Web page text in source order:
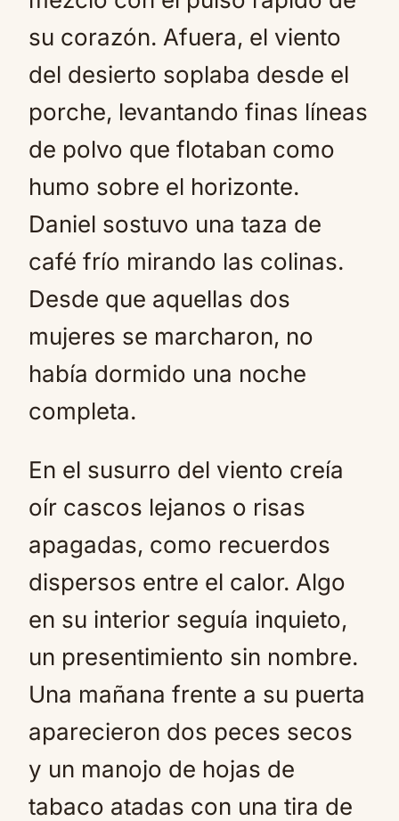
su corazón. Afuera, el viento
del desierto soplaba desde el
porche, levantando finas líneas
de polvo que flotaban como
humo sobre el horizonte.
Daniel sostuvo una taza de
café frío mirando las colinas.
Desde que aquellas dos
mujeres se marcharon, no
había dormido una noche
completa.
En el susurro del viento creía
oír cascos lejanos o risas
apagadas, como recuerdos
dispersos entre el calor. Algo
en su interior seguía inquieto,
un presentimiento sin nombre.
Una mañana frente a su puerta
aparecieron dos peces secos
y un manojo de hojas de
tabaco atadas con una tira de